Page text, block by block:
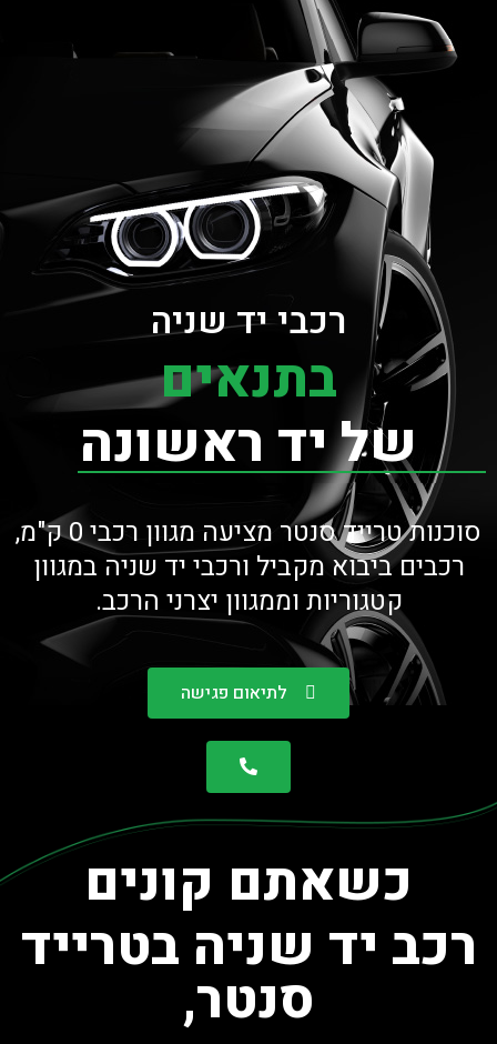
רכבי יד שניה
בתנאים
של יד ראשונה
סוכנות טרייד סנטר מציעה מגוון רכבי 0 ק"מ,
רכבים ביבוא מקביל ורכבי יד שניה במגוון
קטגוריות וממגוון יצרני הרכב.
לתיאום פגישה
כשאתם קונים
רכב יד שניה בטרייד
סנטר,